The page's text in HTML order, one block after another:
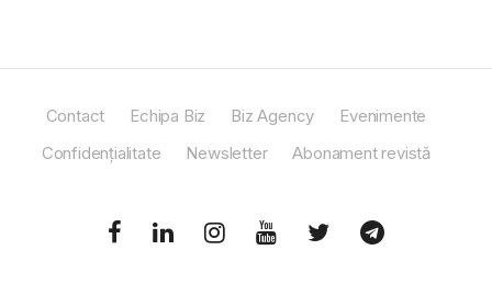
Contact Echipa Biz Biz Agency
Evenimente
Confidențialitate
Newsletter Abonament revistă